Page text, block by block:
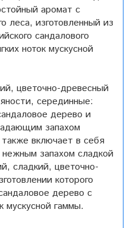
аромат с
леса, изготовленный из
сандалового
ноток мускусной
цветочно-древесный
серединные:
дерево и
запахом
включает в себя
запахом сладкой
сладкий, цветочно-
которого
дерево с
мускусной гаммы.